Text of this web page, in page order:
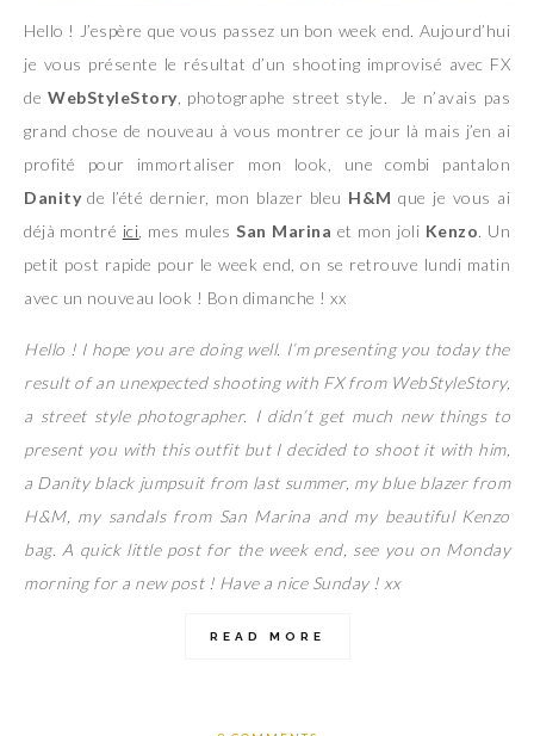
Hello ! J’espère que vous passez un bon week end. Aujourd’hui
je vous présente le résultat d’un shooting improvisé avec FX
deWebStyleStory, photographe street style. Je n’avais pas
grand chose de nouveau à vous montrer ce jour là mais j’en ai
profité pour immortaliser mon look, une combi pantalon
Danityde l’été dernier, mon blazer bleu H&M que je vous ai
déjà montré ici , mes mulesSan Marina et mon joli Kenzo. Un
petit post rapide pour le week end, on se retrouve lundi matin
avec un nouveau look ! Bon dimanche ! xx
Hello ! I hope you are doing well. I’m presenting you today the
result of an unexpected shooting with FX from WebStyleStory,
a street style photographer. I didn’t get much new things to
present you with this outfit but I decided to shoot it with him,
a Danity black jumpsuit from last summer, my blue blazer from
H&M, my sandals from San Marina and my beautiful Kenzo
bag. A quick little post for the week end, see you on Monday
morning for a new post ! Have a nice Sunday ! xx
READ MORE